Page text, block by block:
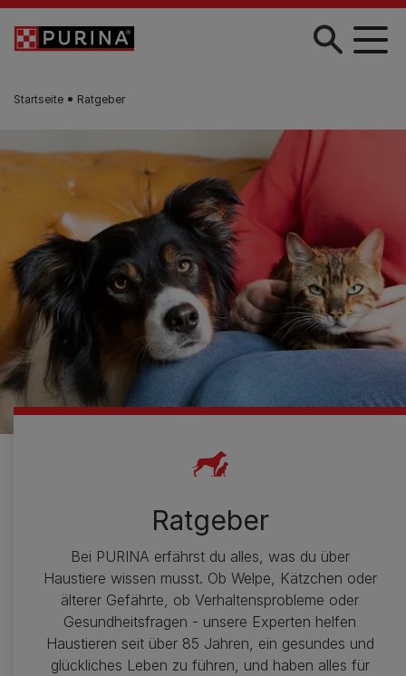
Zum Hauptinhalt springen
Startseite Ratgeber
Ratgeber
Bei PURINA erfährst du alles, was du über
Haustiere wissen musst. Ob Welpe, Kätzchen oder
älterer Gefährte, ob Verhaltensprobleme oder
Gesundheitsfragen - unsere Experten helfen
Haustieren seit über 85 Jahren, ein gesundes und
glückliches Leben zu führen, und haben alles für